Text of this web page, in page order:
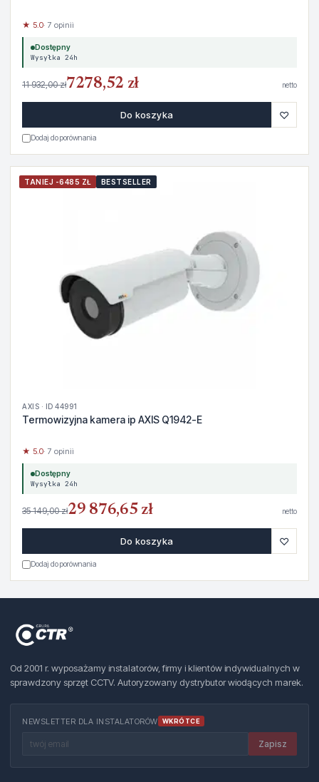
★ 5.0· 7 opinii
Dostępny
Wysyłka 24h
11 932,00 zł7278,52 zł netto
Do koszyka ♡
Dodaj do porównania
TANIEJ -6485 ZŁ BESTSELLER
AXIS · ID 44991
Termowizyjna kamera ip AXIS Q1942-E
★ 5.0· 7 opinii
Dostępny
Wysyłka 24h
35 149,00 zł29 876,65 zł netto
Do koszyka ♡
Dodaj do porównania
Od 2001 r. wyposażamy instalatorów, firmy i klientów indywidualnych w
sprawdzony sprzęt CCTV. Autoryzowany dystrybutor wiodących marek.
NEWSLETTER DLA INSTALATORÓW WKRÓTCE
Zapisz